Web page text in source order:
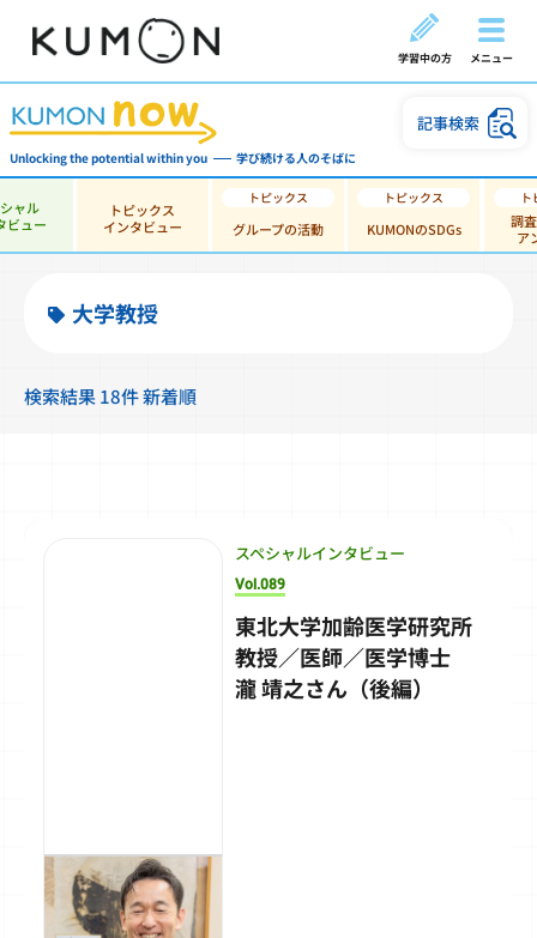
学習中の方 メニュー
Unlocking the potential within you 学び続ける人のそばに
記事検索
ャル
ビュー
トピックス
インタビュー
グループの活動 KUMONのSDGs
調
ア
大学教授
検索結果 18件 新着順
スペシャルインタビュー
Vol.089
東北大学加齢医学研究所
教授／医師／医学博士
瀧 靖之さん（後編）